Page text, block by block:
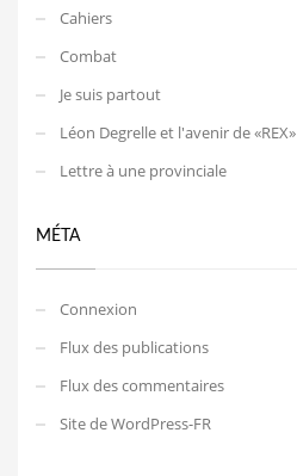
Cahiers
Combat
Je suis partout
Léon Degrelle et l'avenir de «REX»
Lettre à une provinciale
MÉTA
Connexion
Flux des publications
Flux des commentaires
Site de WordPress-FR